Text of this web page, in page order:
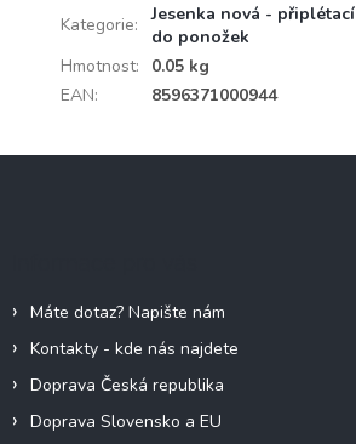
Kategorie:
Jesenka nová -
do ponožek
Hmotnost:
0.05 kg
EAN: 8596371000944
Máte dotaz? Napište nám
Kontakty - kde nás najdete
Doprava Česká republika
Doprava Slovensko a EU